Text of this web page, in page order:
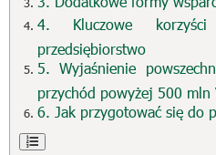
4. Kluczowe
przedsiębiorstwo
5. Wyjaśnienie
przychód powyżej 500 mln
6. Jak przygotować się do